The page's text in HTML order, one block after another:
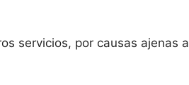
servicios, por causas ajenas a